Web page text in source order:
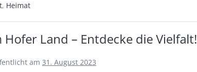
, Heimat
Hofer Land – Entdecke die Vielfalt!
am 31. August 2023